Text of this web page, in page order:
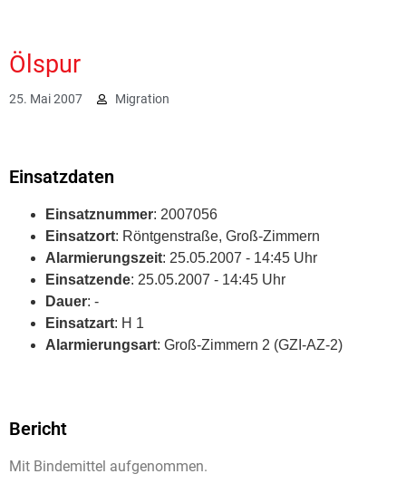
Ölspur
25. Mai 2007 Migration
Einsatzdaten
Einsatznummer: 2007056
Einsatzort: Röntgenstraße, Groß-Zimmern
Alarmierungszeit: 25.05.2007 - 14:45 Uhr
Einsatzende: 25.05.2007 - 14:45 Uhr
Dauer: -
Einsatzart: H 1
Alarmierungsart: Groß-Zimmern 2 (GZI-AZ-2)
Bericht
Mit Bindemittel aufgenommen.